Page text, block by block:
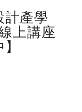
計產學
上講座